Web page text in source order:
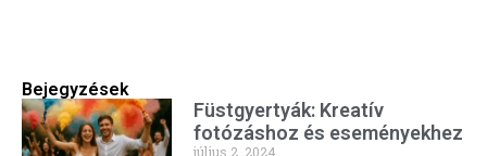
Bejegyzések
Füstgyertyák: Kreatív
fotózáshoz és eseményekhez
július 2, 2024